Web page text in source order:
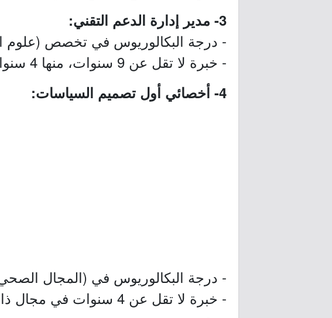
3- مدير إدارة الدعم التقني:
- درجة البكالوريوس في تخصص (علوم
- خبرة لا تقل عن 9 سنوات، منها 4 سنوات في منصب إداري.
4- أخصائي أول تصميم السياسات:
- درجة البكالوريوس في (المجال
- خبرة لا تقل عن 4 سنوات في مجال ذات صلة.